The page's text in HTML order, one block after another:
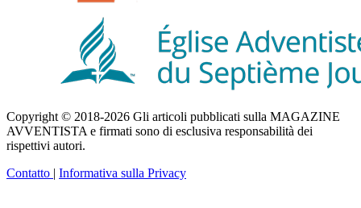
Copyright © 2018-2026 Gli articoli pubblicati sulla MAGAZINE
AVVENTISTA e firmati sono di esclusiva responsabilità dei
rispettivi autori.
Contatto | Informativa sulla Privacy